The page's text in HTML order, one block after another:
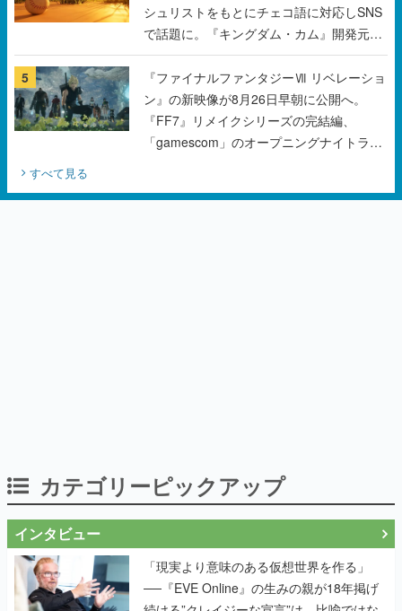
シュリストをもとにチェコ語に対応しSNS
で話題に。『キングダム・カム』開発元や
チェコのプロ野球選手から称賛の声
5
『ファイナルファンタジーⅦ リベレーショ
ン』の新映像が8月26日早朝に公開へ。
『FF7』リメイクシリーズの完結編、
「gamescom」のオープニングナイトライ
すべて見る
カテゴリーピックアップ
インタビュー
「現実より意味のある仮想世界を作る」
──『EVE Online』の生みの親が18年掲げ